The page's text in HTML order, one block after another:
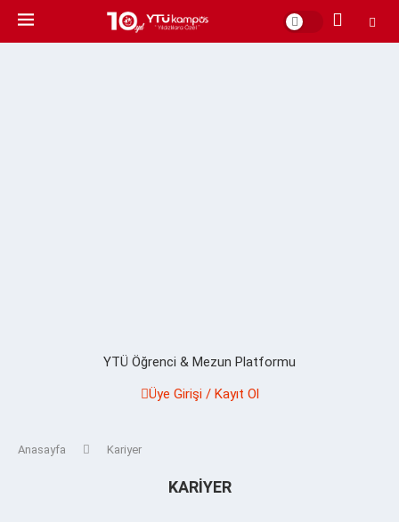
YTÜ Öğrenci & Mezun Platformu
Üye Girişi / Kayıt Ol
Anasayfa Kariyer
KARIYER